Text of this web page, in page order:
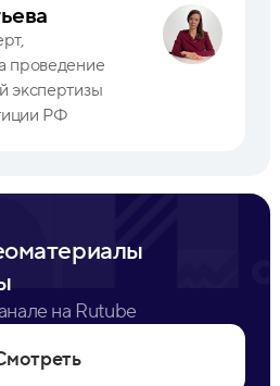
проведение
экспертизы
РФ
на Rutube